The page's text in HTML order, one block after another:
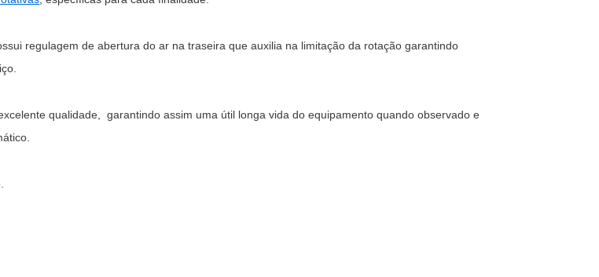
regulagem de abertura do ar na traseira que auxilia na limitação da rotação garantindo
qualidade, garantindo assim uma útil longa vida do equipamento quando observado e